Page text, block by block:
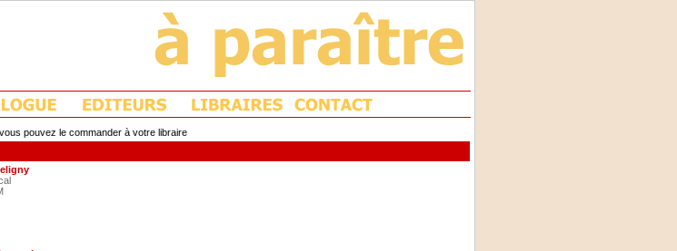
pouvez le commander à votre libraire